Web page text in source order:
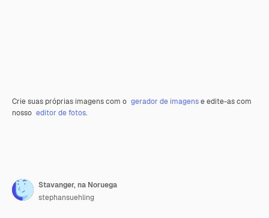
Crie suas próprias imagens com o gerador de imagense edite-as com
nosso editor de fotos.
Stavanger, na Noruega
stephansuehling